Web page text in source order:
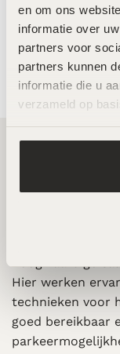
en om ons
informatie over
partners voor
partners kunnen
informatie die u
verzameld op
Twee
Zuid
hoogwaardige
Hier werken
technieken voor
goed bereikbaar